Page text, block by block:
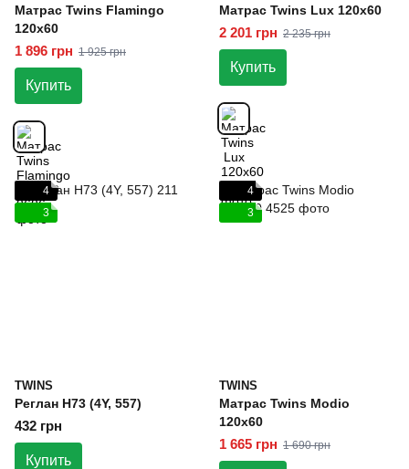
Матрас Twins Flamingo
120х60
1 896 грн 1 925 грн
Купить
Матрас Twins Lux 120х60
2 201 грн 2 235 грн
Купить
4
3
TWINS
Реглан H73 (4Y, 557)
432 грн
Купить
4
3
TWINS
Матрас Twins Modio
120х60
1 665 грн 1 690 грн